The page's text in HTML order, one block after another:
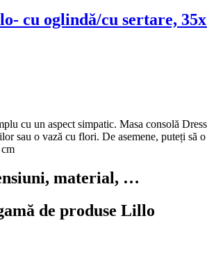
- cu oglindă/cu sertare,
cu un aspect simpatic. Masa consolă
sau o vază cu flori. De asemene, puteți
material, …
de produse Lillo